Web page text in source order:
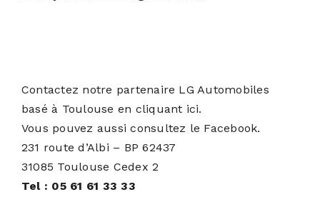
Contactez notre partenaire LG Automobiles
basé à Toulouse en cliquant ici.
Vous pouvez aussi consultez le Facebook.
231 route d’Albi – BP 62437
31085 Toulouse Cedex 2
Tel : 05 61 61 33 33